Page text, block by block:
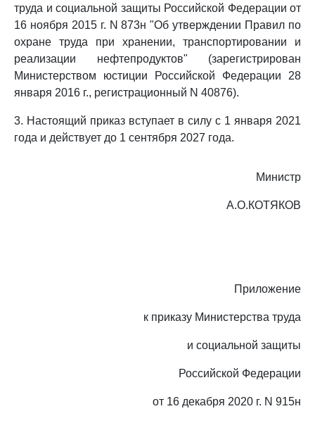
труда и социальной защиты Российской Федерации от
16 ноября 2015 г. N 873н "Об утверждении Правил по
охране труда при хранении, транспортировании и
реализации нефтепродуктов" (зарегистрирован
Министерством юстиции Российской Федерации 28
января 2016 г., регистрационный N 40876).
3. Настоящий приказ вступает в силу с 1 января 2021
года и действует до 1 сентября 2027 года.
Министр
А.О.КОТЯКОВ
Приложение
к приказу Министерства труда
и социальной защиты
Российской Федерации
от 16 декабря 2020 г. N 915н